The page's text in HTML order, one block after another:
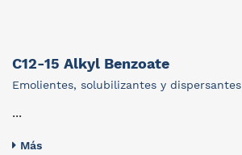
C12-15 Alkyl Benzoate
Emolientes, solubilizantes y dispersantes
...
Más